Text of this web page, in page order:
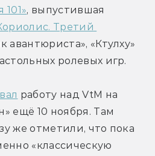
101», выпустившая
Третий
авантюриста», «Ктулху»
ролевых игр.
работу над VtM на
ещё 10 ноября. Там
же отметили, что пока
«классическую